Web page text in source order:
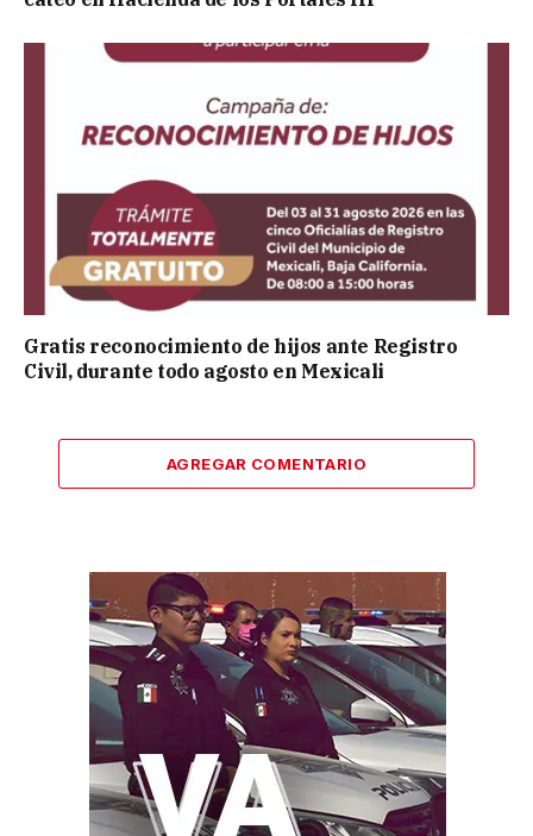
Gratis reconocimiento de hijos ante Registro
Civil, durante todo agosto en Mexicali
AGREGAR COMENTARIO